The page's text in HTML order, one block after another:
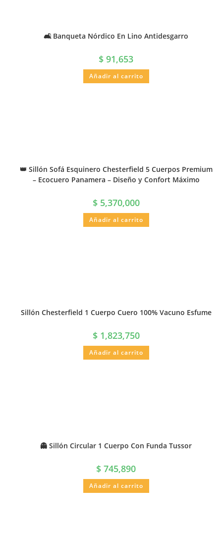
🛋️ Banqueta Nórdico En Lino Antidesgarro
$ 91,653
Añadir al carrito
👑 Sillón Sofá Esquinero Chesterfield 5 Cuerpos Premium
– Ecocuero Panamera – Diseño y Confort Máximo
$5,370,000
Añadir al carrito
Sillón Chesterfield 1 Cuerpo Cuero 100% Vacuno Esfume
$1,823,750
Añadir al carrito
👻 Sillón Circular 1 Cuerpo Con Funda Tussor
$ 745,890
Añadir al carrito